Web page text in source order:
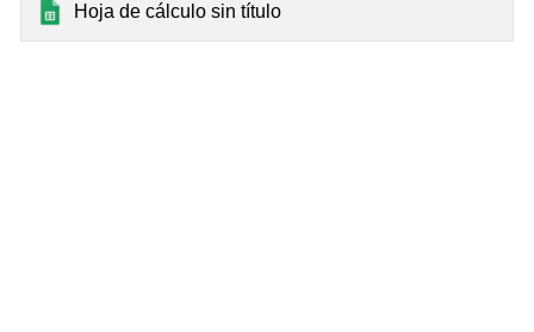
Hoja de cálculo sin título